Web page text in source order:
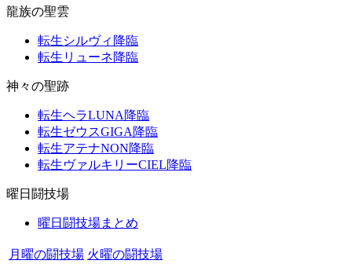
龍族の聖雲
転生シルヴィ降臨
転生リューネ降臨
神々の聖跡
転生ヘラLUNA降臨
転生ゼウスGIGA降臨
転生アテナNON降臨
転生ヴァルキリーCIEL降臨
曜日闘技場
曜日闘技場まとめ
月曜の闘技場 火曜の闘技場